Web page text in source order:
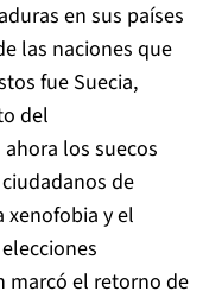
en sus países
las naciones que
fue Suecia,
del
ahora los suecos
de
xenofobia y el
marcó el retorno de